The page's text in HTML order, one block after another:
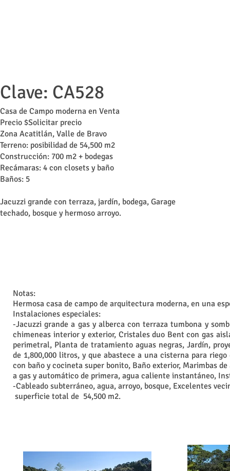
Clave: CA528
Casa de Campo moderna en Venta
Precio $Solicitar precio
Zona Acatitlán, Valle de Bravo
Terreno: posibilidad de 54,500 m2
Construcción: 700 m2 + bodegas
Recámaras: 4 con closets y baño
Baños: 5
Jacuzzi grande con terraza, jardín, bodega, Garage
techado, bosque y hermoso arroyo.
Notas:
Hermosa casa de campo de arquitectura moderna, en una
Instalaciones especiales:
-Jacuzzi grande a gas y alberca con terraza tumbona y
chimeneas interior y exterior, Cristales duo Bent con gas
perimetral, Planta de tratamiento aguas negras, Jardín,
de 1,800,000 litros, y que abastece a una cisterna para
con baño y cocineta super bonito, Baño exterior, Marimbas
a gas y automático de primera, agua caliente instantáneo,
-Cableado subterráneo, agua, arroyo, bosque, Excelentes
superficie total de 54,500 m2.